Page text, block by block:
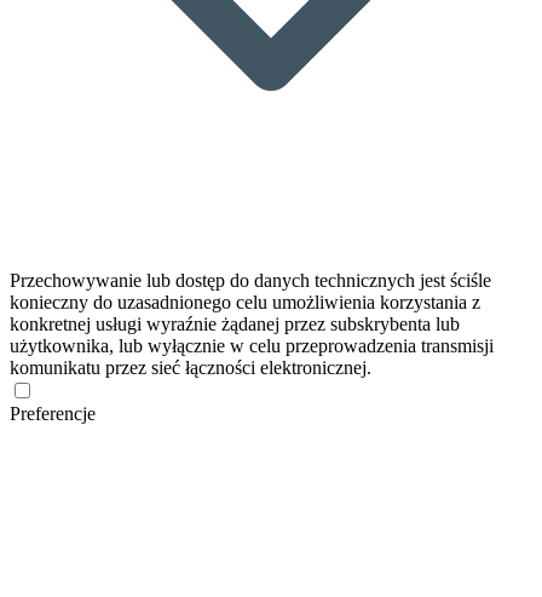
Przechowywanie lub dostęp do danych technicznych jest ściśle
konieczny do uzasadnionego celu umożliwienia korzystania z
konkretnej usługi wyraźnie żądanej przez subskrybenta lub
użytkownika, lub wyłącznie w celu przeprowadzenia transmisji
komunikatu przez sieć łączności elektronicznej.
Preferencje